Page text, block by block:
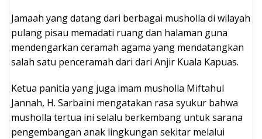
Jamaah yang datang dari berbagai musholla di wilayah
pulang pisau memadati ruang dan halaman guna
mendengarkan ceramah agama yang mendatangkan
salah satu penceramah dari dari Anjir Kuala Kapuas.
Ketua panitia yang juga imam musholla Miftahul
Jannah, H. Sarbaini mengatakan rasa syukur bahwa
musholla tertua ini selalu berkembang untuk sarana
pengembangan anak lingkungan sekitar melalui